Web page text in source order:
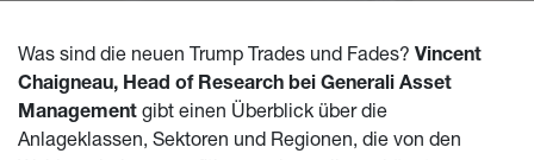
Was sind die neuen Trump Trades und Fades? Vincent
Chaigneau, Head of Research bei Generali Asset
Management gibt einen Überblick über die
Anlageklassen, Sektoren und Regionen, die von den